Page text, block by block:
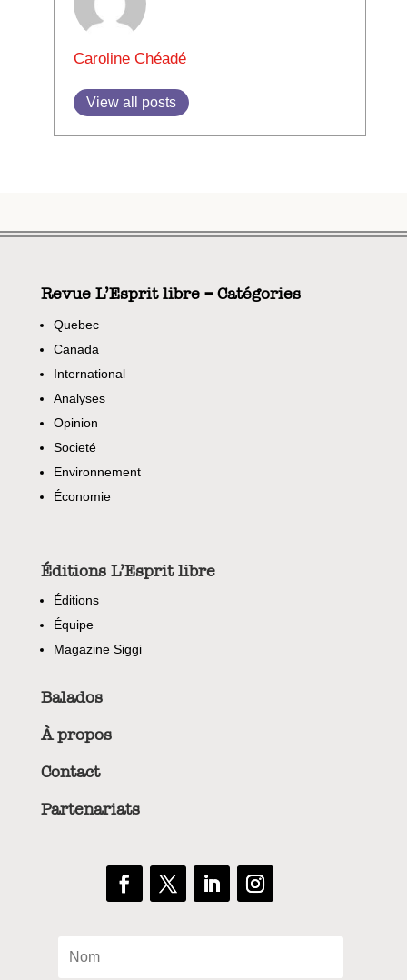
Caroline Chéadé
View all posts
Revue L’Esprit libre – Catégories
Quebec
Canada
International
Analyses
Opinion
Societé
Environnement
Économie
Éditions L’Esprit libre
Éditions
Équipe
Magazine Siggi
Balados
À propos
Contact
Partenariats